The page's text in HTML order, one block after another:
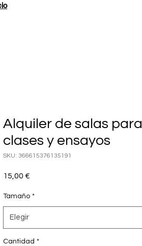
Alquiler de salas para
clases y ensayos
SKU: 366615376135191
15,00 €
Tamaño *
Elegir
Cantidad *